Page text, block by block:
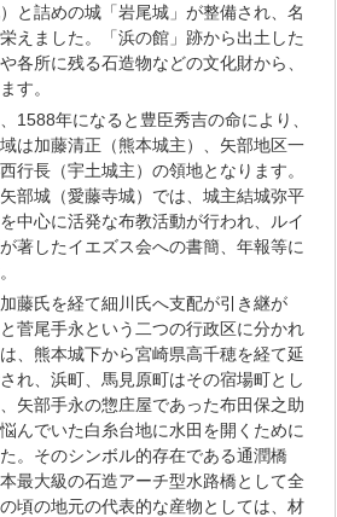
と詰めの城「岩尾城」が整備され、名
えました。「浜の館」跡から出土した
各所に残る石造物などの文化財から、
す。
1588年になると豊臣秀吉の命により、
は加藤清正（熊本城主）、矢部地区一
行長（宇土城主）の領地となります。
部城（愛藤寺城）では、城主結城弥平
中心に活発な布教活動が行われ、ルイ
著したイエズス会への書簡、年報等に
藤氏を経て細川氏へ支配が引き継が
菅尾手永という二つの行政区に分かれ
、熊本城下から宮崎県高千穂を経て延
れ、浜町、馬見原町はその宿場町とし
矢部手永の惣庄屋であった布田保之助
んでいた白糸台地に水田を開くために
。そのシンボル的存在である通潤橋
最大級の石造アーチ型水路橋として全
頃の地元の代表的な産物としては、材